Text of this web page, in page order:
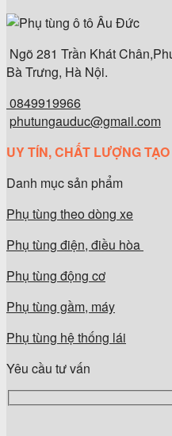
Ngõ 281 Trần Khát
Bà Trưng, Hà Nội.
0849919966
phutungauduc@gmail.com
UY TÍN, CHẤT LƯỢNG
Danh mục sản phẩm
Phụ tùng theo dòng xe
Phụ tùng điện, điều hòa
Phụ tùng động cơ
Phụ tùng gầm, máy
Phụ tùng hệ thống lái
Yêu cầu tư vấn